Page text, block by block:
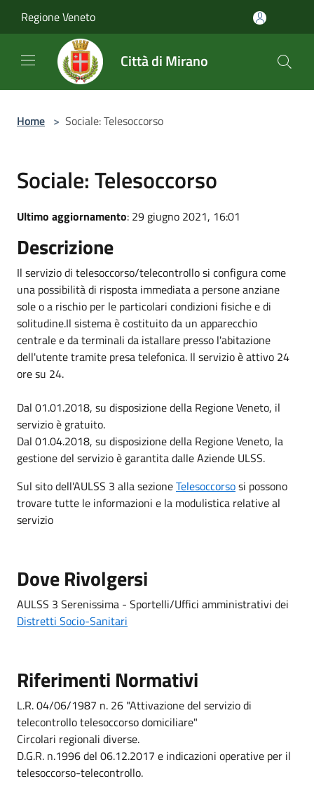
Regione Veneto
Città di Mirano
Home > Sociale: Telesoccorso
Sociale: Telesoccorso
Ultimo aggiornamento: 29 giugno 2021, 16:01
Descrizione
Il servizio di telesoccorso/telecontrollo si configura come
una possibilità di risposta immediata a persone anziane
sole o a rischio per le particolari condizioni fisiche e di
solitudine.Il sistema è costituito da un apparecchio
centrale e da terminali da istallare presso l'abitazione
dell'utente tramite presa telefonica. Il servizio è attivo 24
ore su 24.
Dal 01.01.2018, su disposizione della Regione Veneto, il
servizio è gratuito.
Dal 01.04.2018, su disposizione della Regione Veneto, la
gestione del servizio è garantita dalle Aziende ULSS.
Sul sito dell'AULSS 3 alla sezioneTelesoccorsosi possono
trovare tutte le informazioni e la modulistica relative al
servizio
Dove Rivolgersi
AULSS 3 Serenissima - Sportelli/Uffici amministrativi dei
Distretti Socio-Sanitari
Riferimenti Normativi
L.R. 04/06/1987 n. 26 "Attivazione del servizio di
telecontrollo telesoccorso domiciliare"
Circolari regionali diverse.
D.G.R. n.1996 del 06.12.2017 e indicazioni operative per il
telesoccorso-telecontrollo.